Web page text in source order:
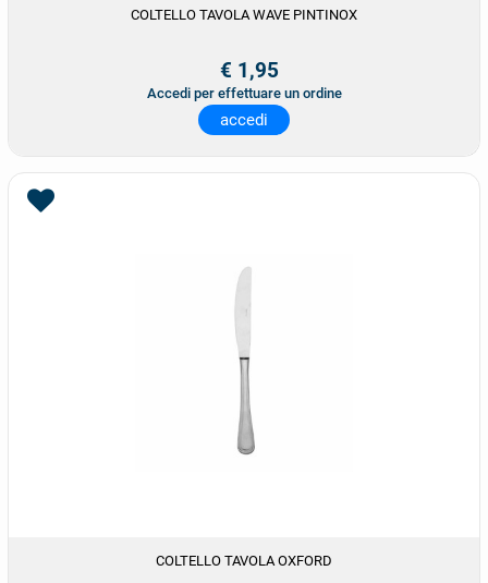
COLTELLO TAVOLA WAVE PINTINOX
€ 1,95
Accedi per effettuare un ordine
accedi
COLTELLO TAVOLA OXFORD